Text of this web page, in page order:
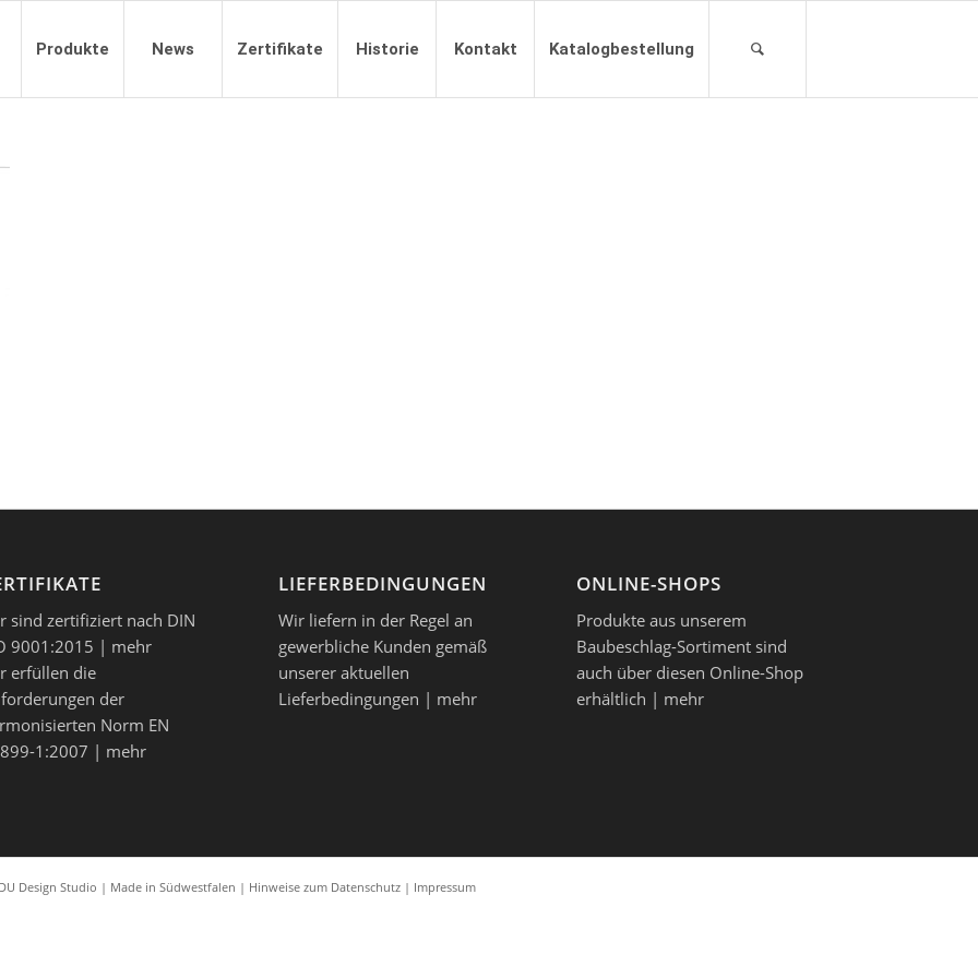
Produkte News Zertifikate Historie Kontakt Katalogbestellung
sind zertifiziert nach DIN
9001:2015 | mehr
erfüllen die
der
Norm EN
1:2007 | mehr
LIEFERBEDINGUNGEN
Wir liefern in der Regel an
gewerbliche Kunden gemäß
unserer aktuellen
Lieferbedingungen | mehr
ONLINE-SHOPS
Produkte aus unserem
Baubeschlag-Sortiment sind
auch über diesen Online-Shop
erhältlich | mehr
Design Studio | Made in Südwestfalen | Hinweise zum Datenschutz | Impressum